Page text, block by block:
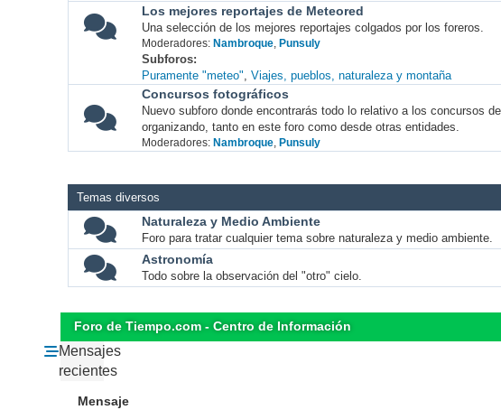
Los mejores reportajes de Meteored
Una selección de los mejores reportajes colgados por los foreros.
Moderadores: Nambroque, Punsuly
Subforos
Puramente "meteo" Viajes, pueblos, naturaleza y montaña
Concursos fotográficos
Nuevo subforo donde encontrarás todo lo relativo a los concursos
organizando, tanto en este foro como desde otras entidades.
Moderadores: Nambroque, Punsuly
Temas diversos
Naturaleza y Medio Ambiente
Foro para tratar cualquier tema sobre naturaleza y medio ambiente.
Astronomía
Todo sobre la observación del "otro" cielo.
Foro de Tiempo.com - Centro de Información
Mensajes
recientes
Mensaje